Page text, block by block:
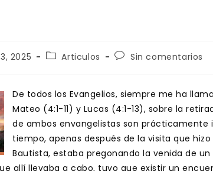
2025
Categoría
entrada:
Articulos
Comentarios
entrada:
Sin comentarios
De todos los Evangelios, siempre me ha
Mateo (4:1-11) y Lucas (4:1-13), sobre la
de ambos envangelistas son prácticamente
tiempo, apenas después de la visita que
Bautista, estaba pregonando la venida de
allí llevaba a cabo, tuvo que existir un